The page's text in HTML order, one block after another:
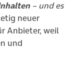
– und es
neuer
Anbieter, weil
und